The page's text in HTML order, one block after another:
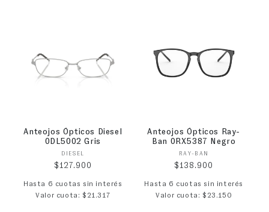
Anteojos Ópticos Diesel
0DL5002 Gris
Proveedor:
DIESEL
Precio habitual
$127.900
Hasta 6 cuotas sin interés
Valor cuota: $21.317
Anteojos Ópticos Ray-
Ban 0RX5387 Negro
Proveedor:
RAY-BAN
Precio habitual
$138.900
Hasta 6 cuotas sin interés
Valor cuota: $23.150